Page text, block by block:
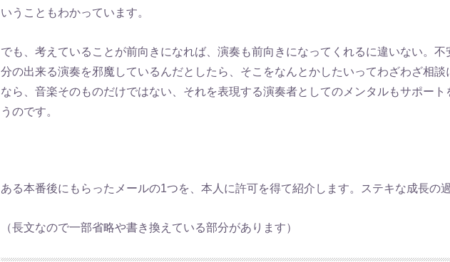
いうこともわかっています。
でも、考えていることが前向きになれば、演奏も前向きになってくれるに違いない。不
分の出来る演奏を邪魔しているんだとしたら、そこをなんとかしたいってわざわざ相談
なら、音楽そのものだけではない、それを表現する演奏者としてのメンタルもサポート
うのです。
ある本番後にもらったメールの1つを、本人に許可を得て紹介します。ステキな成長の
（長文なので一部省略や書き換えている部分があります）